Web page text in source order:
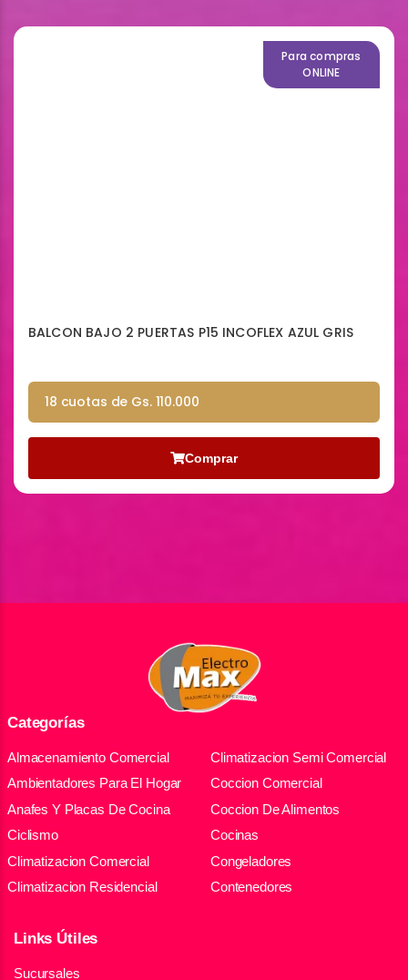
Para compras
ONLINE
BALCON BAJO 2 PUERTAS P15 INCOFLEX AZUL GRIS
18 cuotas de Gs. 110.000
Comprar
Categorías
Almacenamiento Comercial
Ambientadores Para El Hogar
Anafes Y Placas De Cocina
Ciclismo
Climatizacion Comercial
Climatizacion Residencial
Climatizacion Semi Comercial
Coccion Comercial
Coccion De Alimentos
Cocinas
Congeladores
Contenedores
Links Útiles
Sucursales